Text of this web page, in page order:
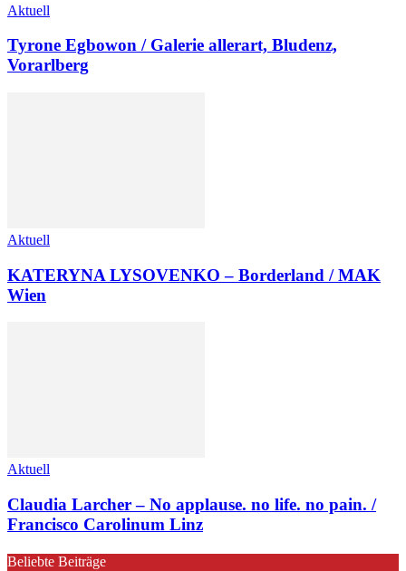
Aktuell
Tyrone Egbowon / Galerie allerart, Bludenz,
Vorarlberg
Aktuell
KATERYNA LYSOVENKO – Borderland / MAK
Wien
Aktuell
Claudia Larcher – No applause. no life. no pain. /
Francisco Carolinum Linz
Beliebte Beiträge